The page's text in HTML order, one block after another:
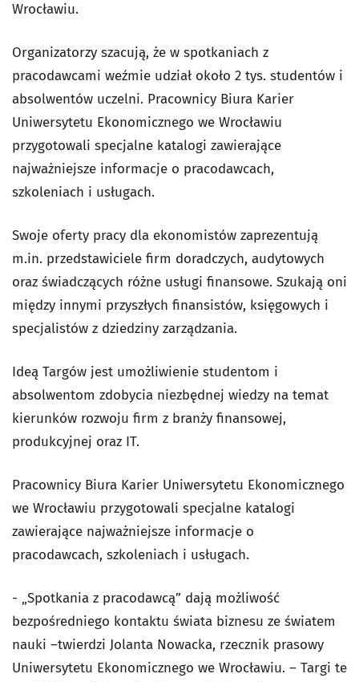
Wrocławiu.
Organizatorzy szacują, że w spotkaniach z
pracodawcami weźmie udział około 2 tys. studentów i
absolwentów uczelni. Pracownicy Biura Karier
Uniwersytetu Ekonomicznego we Wrocławiu
przygotowali specjalne katalogi zawierające
najważniejsze informacje o pracodawcach,
szkoleniach i usługach.
Swoje oferty pracy dla ekonomistów zaprezentują
m.in. przedstawiciele firm doradczych, audytowych
oraz świadczących różne usługi finansowe. Szukają oni
między innymi przyszłych finansistów, księgowych i
specjalistów z dziedziny zarządzania.
Ideą Targów jest umożliwienie studentom i
absolwentom zdobycia niezbędnej wiedzy na temat
kierunków rozwoju firm z branży finansowej,
produkcyjnej oraz IT.
Pracownicy Biura Karier Uniwersytetu Ekonomicznego
we Wrocławiu przygotowali specjalne katalogi
zawierające najważniejsze informacje o
pracodawcach, szkoleniach i usługach.
- „Spotkania z pracodawcą” dają możliwość
bezpośredniego kontaktu świata biznesu ze światem
nauki –twierdzi Jolanta Nowacka, rzecznik prasowy
Uniwersytetu Ekonomicznego we Wrocławiu. – Targi te